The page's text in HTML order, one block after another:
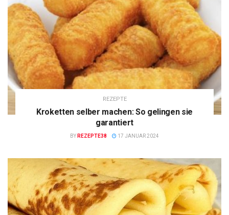
REZEPTE
Kroketten selber machen: So gelingen sie
garantiert
BY REZEPTE38 17 JANUAR 2024